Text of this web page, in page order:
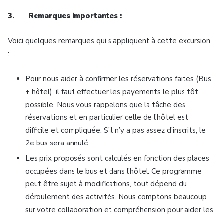
3. Remarques importantes :
Voici quelques remarques qui s’appliquent à cette excursion
:
Pour nous aider à confirmer les réservations faites (Bus
+ hôtel), il faut effectuer les payements le plus tôt
possible. Nous vous rappelons que la tâche des
réservations et en particulier celle de l’hôtel est
difficile et compliquée. S’il n’y a pas assez d’inscrits, le
2e bus sera annulé.
Les prix proposés sont calculés en fonction des places
occupées dans le bus et dans l’hôtel. Ce programme
peut être sujet à modifications, tout dépend du
déroulement des activités. Nous comptons beaucoup
sur votre collaboration et compréhension pour aider les